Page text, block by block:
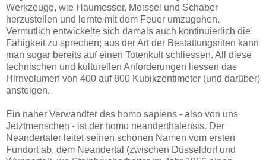
Werkzeuge, wie Haumesser, Meissel und Schaber
herzustellen und lernte mit dem Feuer umzugehen.
Vermutlich entwickelte sich damals auch kontinuierlich die
Fähigkeit zu sprechen; aus der Art der Bestattungsriten kann
man sogar bereits auf einen Totenkult schliessen. All diese
technischen und kulturellen Anforderungen liessen das
Hirnvolumen von 400 auf 800 Kubikzentimeter (und darüber)
ansteigen.
Ein naher Verwandter des homo sapiens - also von uns
Jetztmenschen - ist der homo neanderthalensis. Der
Neandertaler leitet seinen schönen Namen vom ersten
Fundort ab, dem Neandertal (zwischen Düsseldorf und